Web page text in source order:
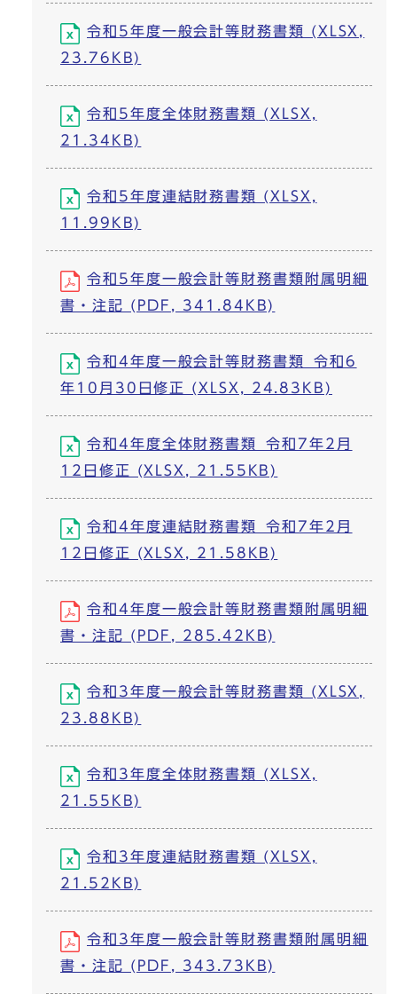
令和5年度一般会計等財務書類 (XLSX,
23.76KB)
令和5年度全体財務書類 (XLSX,
21.34KB)
令和5年度連結財務書類 (XLSX,
11.99KB)
令和5年度一般会計等財務書類附属明細
書・注記 (PDF, 341.84KB)
令和4年度一般会計等財務書類_令和6
年10月30日修正 (XLSX, 24.83KB)
令和4年度全体財務書類_令和7年2月
12日修正 (XLSX, 21.55KB)
令和4年度連結財務書類_令和7年2月
12日修正 (XLSX, 21.58KB)
令和4年度一般会計等財務書類附属明細
書・注記 (PDF, 285.42KB)
令和3年度一般会計等財務書類 (XLSX,
23.88KB)
令和3年度全体財務書類 (XLSX,
21.55KB)
令和3年度連結財務書類 (XLSX,
21.52KB)
令和3年度一般会計等財務書類附属明細
書・注記 (PDF, 343.73KB)